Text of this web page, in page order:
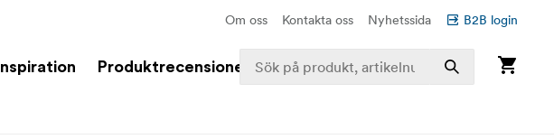
Om oss Kontakta oss Nyhetssida B2B login
Inspiration Produktrecensioner